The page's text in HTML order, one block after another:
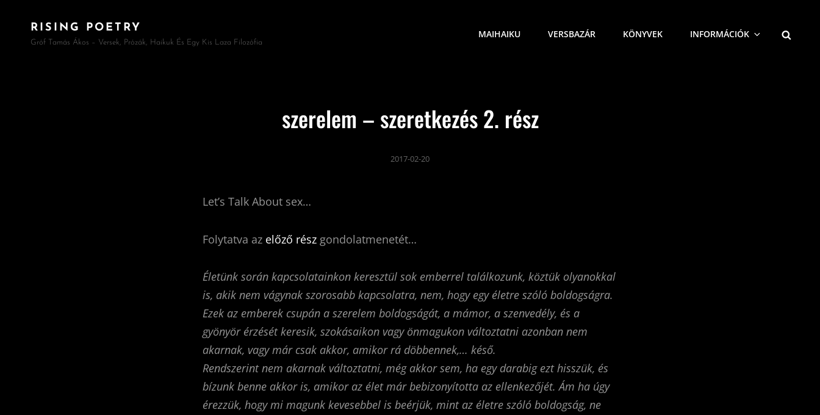
RISING POETRY
Gróf Tamás Ákos – Versek, Prózák, Haikuk És Egy Kis Laza Filozófia
MAIHAIKU VERSBAZÁR KÖNYVEK INFORMÁCIÓK
szerelem – szeretkezés 2. rész
2017-02-20
Let’s Talk About sex…
Folytatva az előző rész gondolatmenetét…
Életünk során kapcsolatainkon keresztül sok emberrel találkozunk, köztük olyanokkal
is, akik nem vágynak szorosabb kapcsolatra, nem, hogy egy életre szóló boldogságra.
Ezek az emberek csupán a szerelem boldogságát, a mámor, a szenvedély, és a
gyönyör érzését keresik, szokásaikon vagy önmagukon változtatni azonban nem
akarnak, vagy már csak akkor, amikor rá döbbennek,… késő.
Rendszerint nem akarnak változtatni, még akkor sem, ha egy darabig ezt hisszük, és
bízunk benne akkor is, amikor az élet már bebizonyította az ellenkezőjét. Ám ha úgy
érezzük, hogy mi magunk kevesebbel is beérjük, mint az életre szóló boldogság, ne